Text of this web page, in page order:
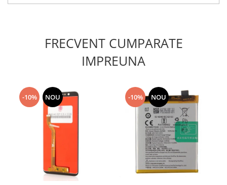
Lenovo
Placi de baza
Apple
Asus
FRECVENT CUMPARATE
IMPREUNA
-10% NOU -10% NOU